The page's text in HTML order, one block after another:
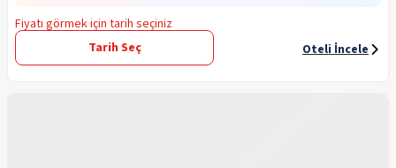
Fiyatı görmek için tarih seçiniz
Tarih Seç
Oteli İncele